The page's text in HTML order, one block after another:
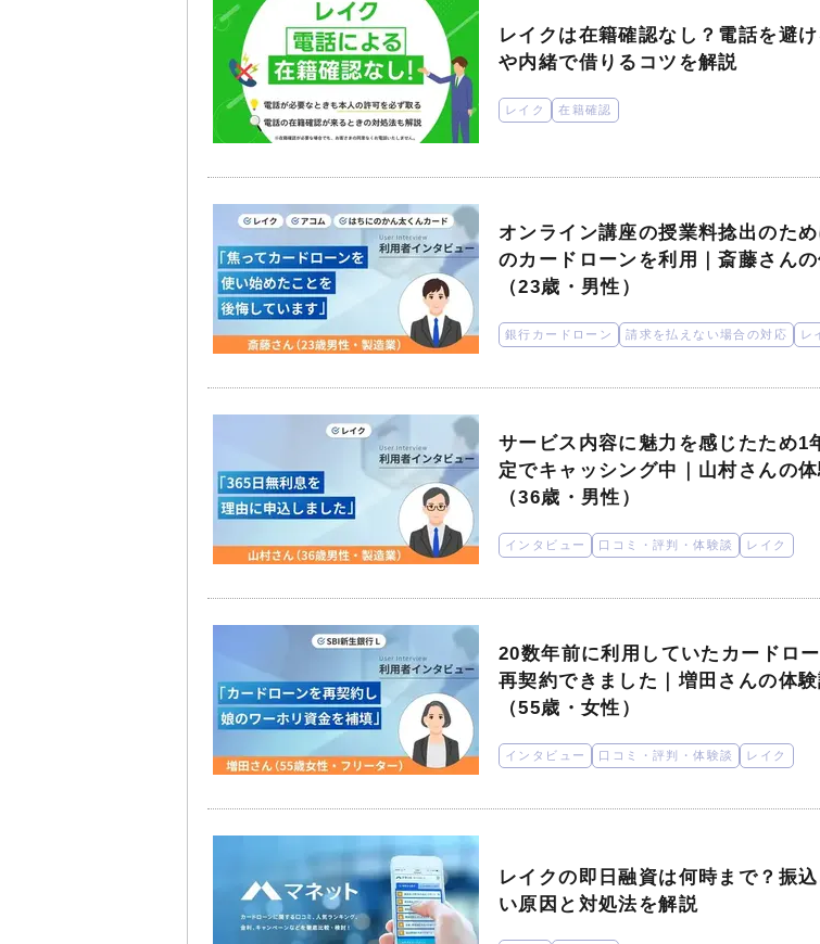
レイクは在籍確認なし？電話を避
や内緒で借りるコツを解説
レイク 在籍確認
オンライン講座の授業料捻出のた
のカードローンを利用｜斎藤さん
（23歳・男性）
銀行カードローン 請求を払えない場合の対応 レ
サービス内容に魅力を感じたため1
定でキャッシング中｜山村さんの
（36歳・男性）
インタビュー 口コミ・評判・体験談 レイク
20数年前に利用していたカードロ
再契約できました｜増田さんの体験
（55歳・女性）
インタビュー 口コミ・評判・体験談 レイク
レイクの即日融資は何時まで？振
い原因と対処法を解説